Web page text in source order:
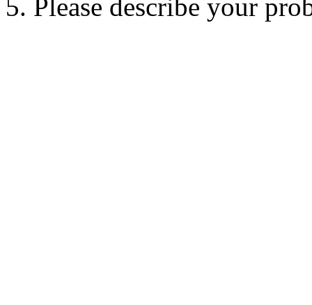
5. Please describe your